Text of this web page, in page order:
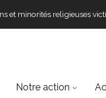
et minorités religieuses
Notre action